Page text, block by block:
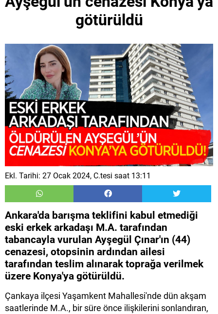
götürüldü
Ekl. Tarihi: 27 Ocak 2024, C.tesi saat 13:11
Ankara'da barışma teklifini kabul etmediği
eski erkek arkadaşı M.A. tarafından
tabancayla vurulan Ayşegül Çınar'ın (44)
cenazesi, otopsinin ardından ailesi
tarafından teslim alınarak toprağa verilmek
üzere Konya'ya götürüldü.
Çankaya ilçesi Yaşamkent Mahallesi'nde dün akşam
saatlerinde M.A., bir süre önce ilişkilerini sonlandıran,